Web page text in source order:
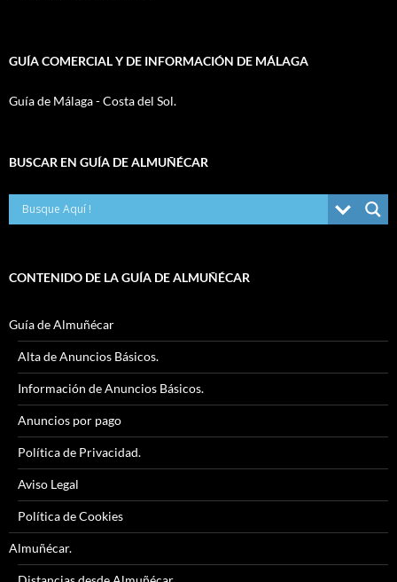
GUÍA COMERCIAL Y DE INFORMACIÓN DE MÁLAGA
Guía de Málaga - Costa del Sol.
BUSCAR EN GUÍA DE ALMUÑÉCAR
CONTENIDO DE LA GUÍA DE ALMUÑÉCAR
Guía de Almuñécar
Alta de Anuncios Básicos.
Información de Anuncios Básicos.
Anuncios por pago
Política de Privacidad.
Aviso Legal
Política de Cookies
Almuñécar.